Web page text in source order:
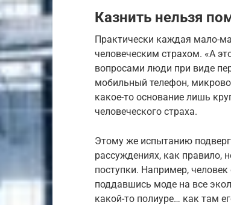
Казнить нельзя
Практически каждая мало-
человеческим страхом. «А
вопросами люди при виде
мобильный телефон,
какое-то основание лишь
человеческого страха.
Этому же испытанию
рассуждениях, как правило,
поступки. Например,
поддавшись моде на все
какой-то полиуре… как там